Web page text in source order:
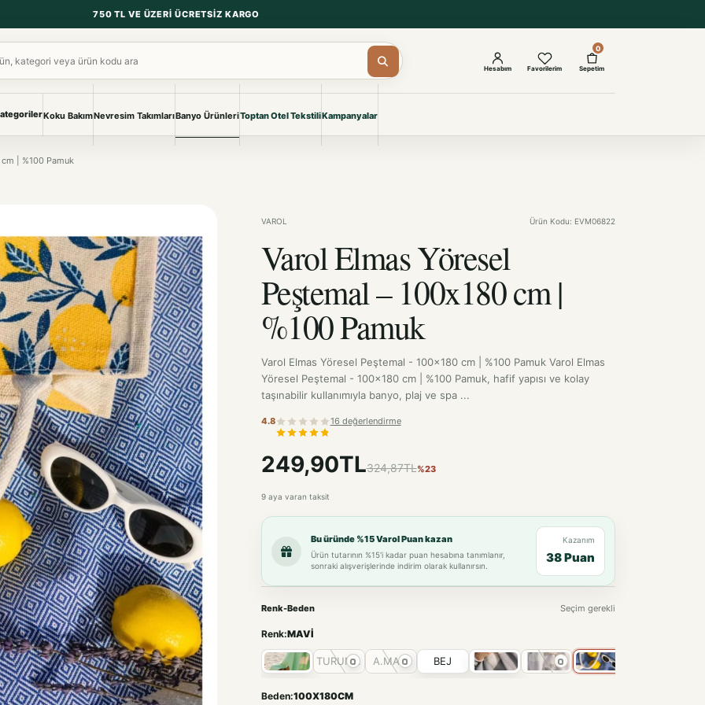
750 TL VE ÜZERI ÜCRETSIZ KARGO
BEBEK
Bebek Ürünleri
KURUMSAL ÇÖZÜMLER
seçkileri.
Koku BakımNevresim TakımlarıBanyo ÜrünleriToptan Otel TekstiliKampanyalar
Hesabım Favorilerim
0
Sepetim
| %100 Pamuk
VAROL Ürün Kodu: EVM06822
Varol Elmas Yöresel
Peştemal – 100x180 cm |
%100 Pamuk
Varol Elmas Yöresel Peştemal - 100x180 cm | %100 Pamuk Varol Elmas
Yöresel Peştemal - 100x180 cm | %100 Pamuk, hafif yapısı ve kolay
taşınabilir kullanımıyla banyo, plaj ve spa ...
4.8 16 değerlendirme
249,90TL324,87TL%23
9 aya varan taksit
Bu üründe %15 Varol Puan kazan
Ürün tutarının %15'i kadar puan hesabına tanımlanır,
sonraki alışverişlerinde indirim olarak kullanırsın.
Kazanım
38 Puan
Renk-Beden Seçim gerekli
Renk:MAVİ
TURUNCU A.MAVİ BEJ
Beden:100X180CM